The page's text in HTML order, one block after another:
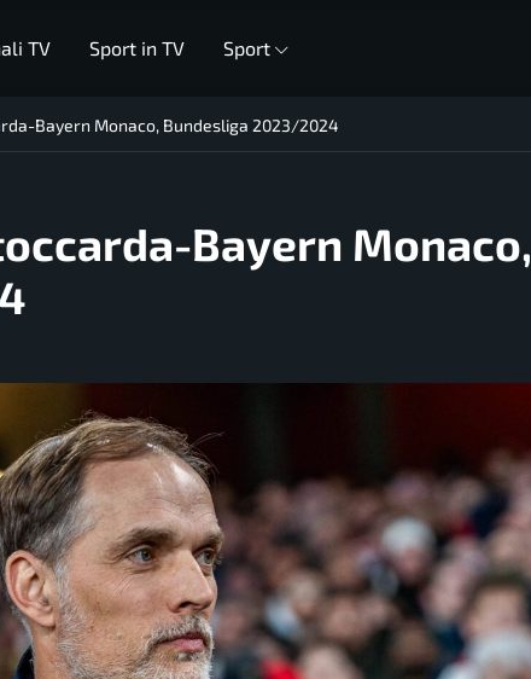
TV Sport in TV Sport
Bayern Monaco, Bundesliga 2023/2024
Bayern Monaco,